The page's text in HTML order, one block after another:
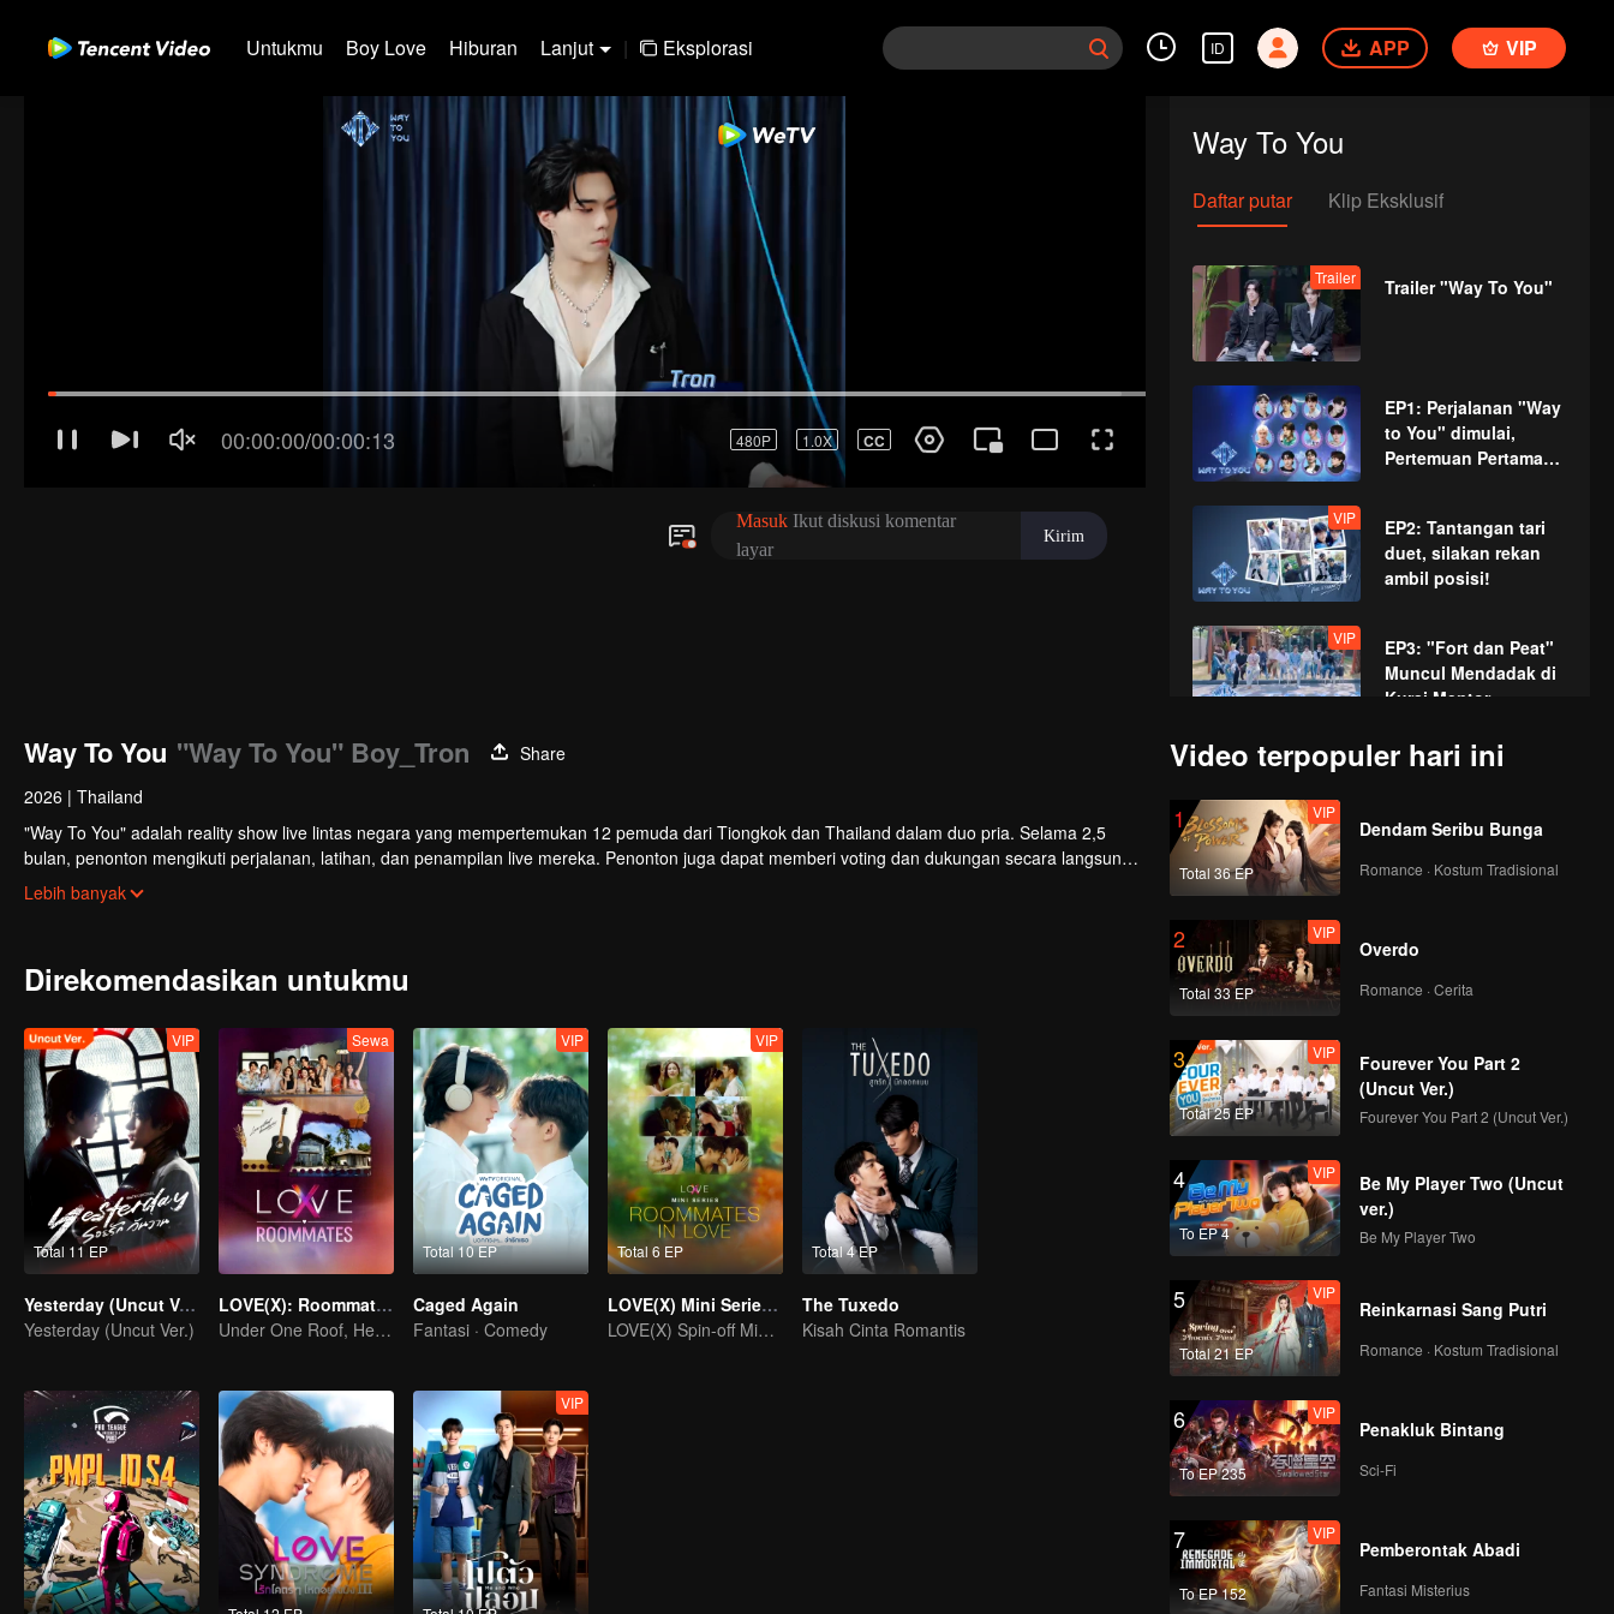
Untukmu Boy Love Hiburan Lanjut | Eksplorasi ID APP VIP
00:00:01/00:00:13 480P 1.0X CC
Masuk Ikut diskusi komentar
layar
Kirim
Way To You
Daftar putar Klip Eksklusif
Trailer Trailer "Way To You"
EP1: Perjalanan "Way
to You" dimulai,
Pertemuan Pertama
VIP
EP2: Tantangan tari
duet, silakan rekan
ambil posisi!
VIP
EP3: "Fort dan Peat"
Muncul Mendadak di
Kursi Mentor,
Momen Ikonik!
VIP
EP4: Panggung
Adu Akting Super
Epik Para Pemuda
VIP
dengan Berani!
VIP
olahraga di atas air,
seluruh anggota
saling bertarung!
VIP
EP7: Penampilan
dari Biasa Menjadi
Memukau
VIP EP7 Tambahan-01
VIP
VIP
VIP
Way To You "Way To You" Boy_Tron
Share
2026 | Thailand
"Way To You" adalah reality show live lintas negara yang mempertemukan 12 pemuda dari Tiongkok dan Thailand dalam duo pria. Selama 2,5
bulan, penonton mengikuti perjalanan, latihan, dan penampilan live mereka. Penonton juga dapat memberi voting dan dukungan secara langsung.
Duo dengan chemistry terbaik dan paling populer akan mendapatkan kesempatan debut di panggung global.
Lebih banyak
Direkomendasikan untukmu
Total 11 EP
VIP
Yesterday (Uncut Ver.)
Yesterday (Uncut Ver.)
Sewa
LOVE(X): Roommates
Under One Roof, Hearts Unlocked! The LOVE(X) Roommates Special
Total 10 EP
VIP
Caged Again
Fantasi · Comedy
Total 6 EP
VIP
LOVE(X) Mini Series: Roommates In Love
LOVE(X) Spin-off Mini Series
Total 4 EP
The Tuxedo
Kisah Cinta Romantis
VIP
Video terpopuler hari ini
1
Total 36 EP
VIP
Dendam Seribu Bunga
Romance · Kostum Tradisional
2
Total 33 EP
VIP
Overdo
Romance · Cerita
3
Total 25 EP
VIP
Fourever You Part 2
(Uncut Ver.)
Fourever You Part 2 (Uncut Ver.)
4
To EP 4
VIP
Be My Player Two (Uncut
ver.)
Be My Player Two
5
Total 21 EP
VIP
Reinkarnasi Sang Putri
Romance · Kostum Tradisional
6
To EP 235
VIP
Penakluk Bintang
Sci-Fi
7
To EP 152
VIP
Pemberontak Abadi
Fantasi Misterius